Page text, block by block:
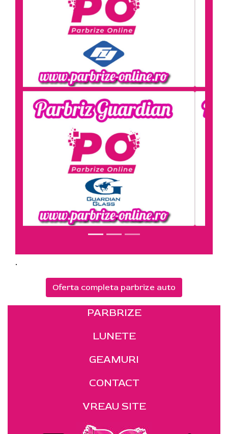
.
Oferta completa parbrize auto
PARBRIZE
LUNETE
GEAMURI
CONTACT
VREAU SITE